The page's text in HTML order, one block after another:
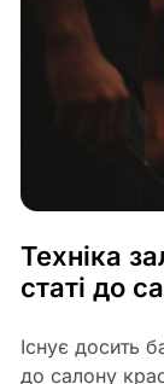
Техніка
статі до
Існує досить
до салону